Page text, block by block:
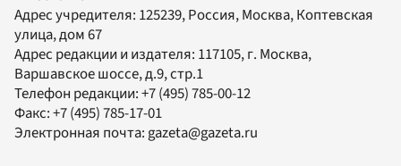
Адрес учредителя: 125239, Россия, Москва, Коптевская
улица, дом 67
Адрес редакции и издателя: 117105, г. Москва,
Варшавское шоссе, д.9, стр.1
Телефон редакции:+7 (495) 785-00-12
Факс:+7 (495) 785-17-01
Электронная почта: gazeta@gazeta.ru